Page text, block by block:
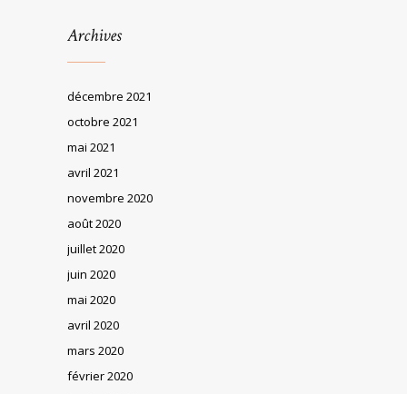
Archives
décembre 2021
octobre 2021
mai 2021
avril 2021
novembre 2020
août 2020
juillet 2020
juin 2020
mai 2020
avril 2020
mars 2020
février 2020